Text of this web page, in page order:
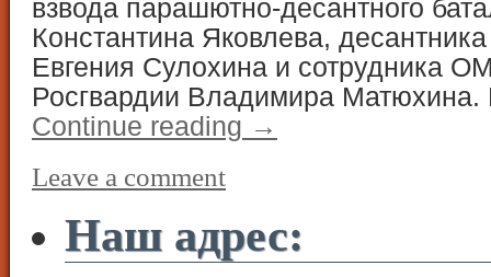
взвода парашютно-десантного
Константина Яковлева, десантника
Евгения Сулохина и сотрудника
Росгвардии Владимира
Continue reading →
Leave a comment
Наш адрес: